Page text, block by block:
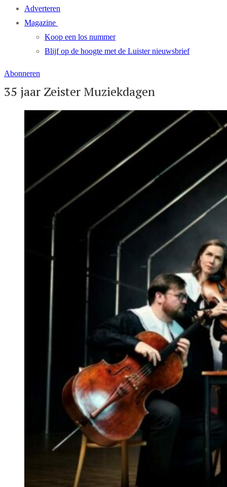
Adverteren
Magazine
Koop een los nummer
Blijf op de hoogte met de Luister nieuwsbrief
Abonneren
35 jaar Zeister Muziekdagen